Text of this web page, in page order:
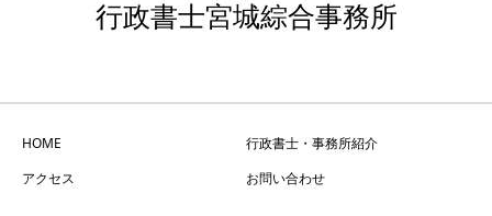
行政書士宮城綜合事務所
HOME
行政書士・事務所紹介
アクセス
お問い合わせ